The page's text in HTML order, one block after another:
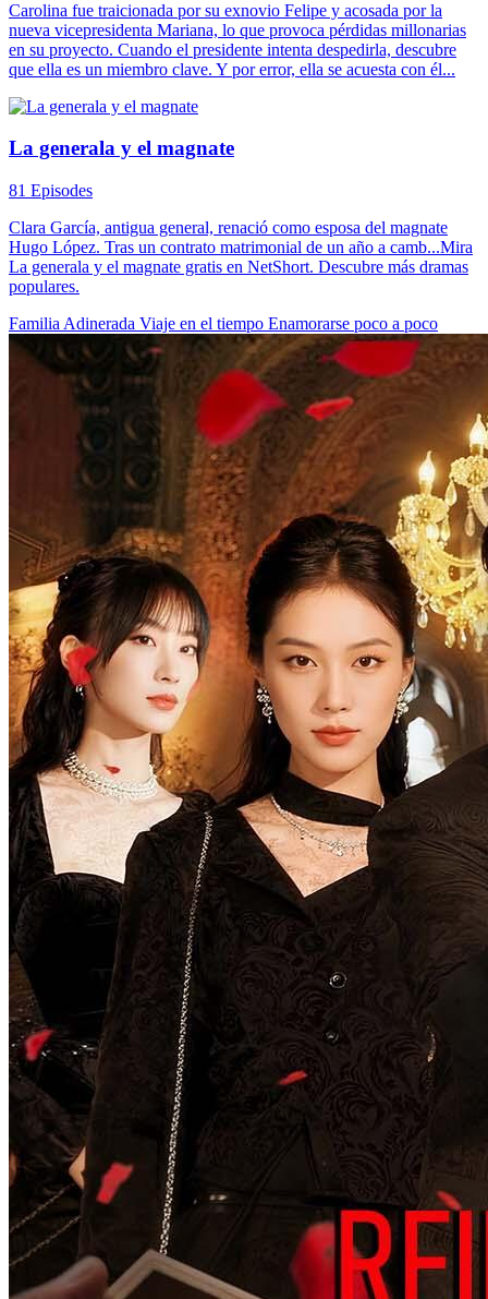
Carolina fue traicionada por su exnovio Felipe y acosada por la
nueva vicepresidenta Mariana, lo que provoca pérdidas millonarias
en su proyecto. Cuando el presidente intenta despedirla, descubre
que ella es un miembro clave. Y por error, ella se acuesta con él...
La generala y el magnate
81 Episodes
Clara García, antigua general, renació como esposa del magnate
Hugo López. Tras un contrato matrimonial de un año a camb...Mira
La generala y el magnate gratis en NetShort. Descubre más dramas
populares.
Familia Adinerada Viaje en el tiempo Enamorarse poco a poco